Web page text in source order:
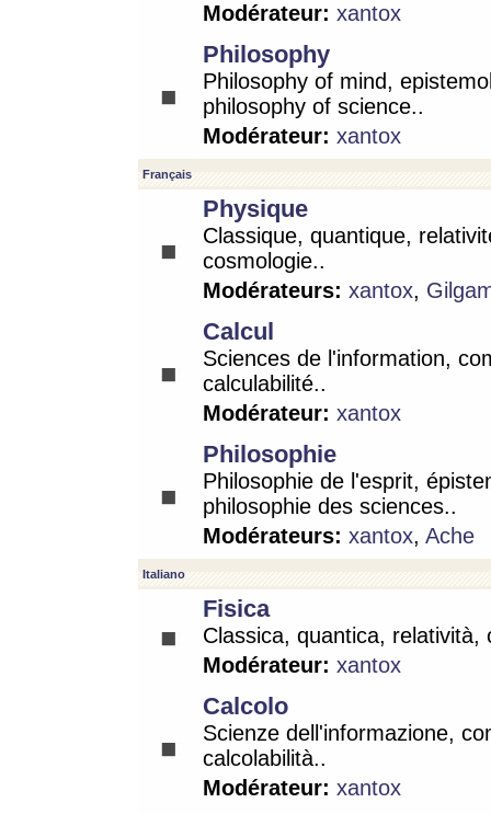
Modérateur: xantox
Philosophy
Philosophy of mind,
philosophy of science..
Modérateur: xantox
Français
Physique
Classique, quantique,
cosmologie..
Modérateurs: xantox,
Calcul
Sciences de l'information,
calculabilité..
Modérateur: xantox
Philosophie
Philosophie de l'esprit,
philosophie des sciences..
Modérateurs: xantox, Ache
Italiano
Fisica
Classica, quantica, relatività,
Modérateur: xantox
Calcolo
Scienze dell'informazione,
calcolabilità..
Modérateur: xantox